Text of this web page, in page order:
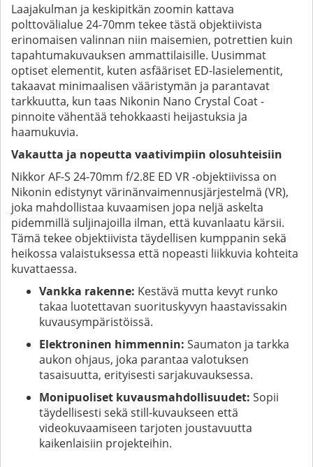
Laajakulman ja keskipitkän zoomin kattava
polttovälialue 24-70mm tekee tästä objektiivista
erinomaisen valinnan niin maisemien, potrettien kuin
tapahtumakuvauksen ammattilaisille. Uusimmat
optiset elementit, kuten asfääriset ED-lasielementit,
takaavat minimaalisen vääristymän ja parantavat
tarkkuutta, kun taas Nikonin Nano Crystal Coat -
pinnoite vähentää tehokkaasti heijastuksia ja
haamukuvia.
Vakautta ja nopeutta vaativimpiin olosuhteisiin
Nikkor AF-S 24-70mm f/2.8E ED VR -objektiivissa on
Nikonin edistynyt värinänvaimennusjärjestelmä (VR),
joka mahdollistaa kuvaamisen jopa neljä askelta
pidemmillä suljinajoilla ilman, että kuvanlaatu kärsii.
Tämä tekee objektiivista täydellisen kumppanin sekä
heikossa valaistuksessa että nopeasti liikkuvia kohteita
kuvattaessa.
Vankka rakenne: Kestävä mutta kevyt runko
takaa luotettavan suorituskyvyn haastavissakin
kuvausympäristöissä.
Elektroninen himmennin: Saumaton ja tarkka
aukon ohjaus, joka parantaa valotuksen
tasaisuutta, erityisesti sarjakuvauksessa.
Monipuoliset kuvausmahdollisuudet: Sopii
täydellisesti sekä still-kuvaukseen että
videokuvaamiseen tarjoten joustavuutta
kaikenlaisiin projekteihin.